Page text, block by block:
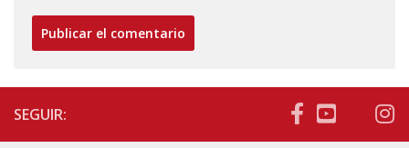
SEGUIR: